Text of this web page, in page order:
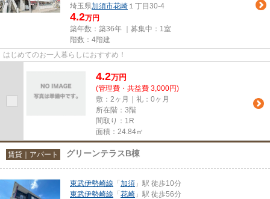
埼玉県加須市花崎 １丁目30-4
4.2万円
築年数：築36年 ｜募集中： 1室
階数：4階建
はじめてのお一人暮らしにおすすめ！
4.2万円
(管理費・共益費 3,000円)
敷：2ヶ月｜礼：0ヶ月
所在階：3階
間取り：1R
面積：24.84㎡
賃貸｜アパート グリーンテラスB棟
東武伊勢崎線 「 加須 」駅 徒歩10分
東武伊勢崎線 「 花崎 」駅 徒歩56分